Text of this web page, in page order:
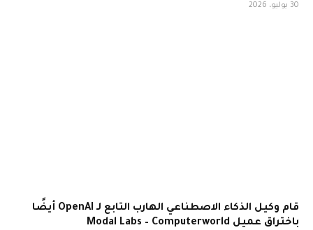
30 يوليو، 2026
قام وكيل الذكاء الاصطناعي الهارب التابع لـ OpenAI أيضًا
باختراق عميل Modal Labs – Computerworld